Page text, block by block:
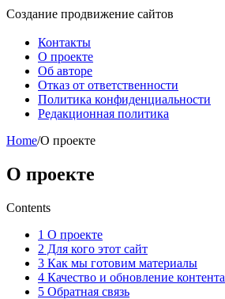
Создание продвижение сайтов
Контакты
О проекте
Об авторе
Отказ от ответственности
Политика конфиденциальности
Редакционная политика
Home/О проекте
О проекте
Contents
1 О проекте
2 Для кого этот сайт
3 Как мы готовим материалы
4 Качество и обновление контента
5 Обратная связь